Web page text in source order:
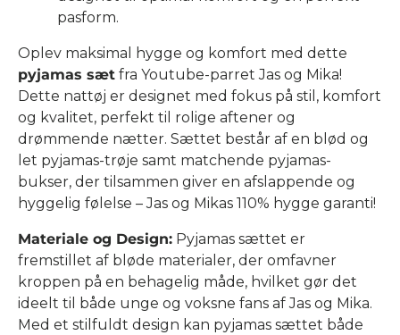
pasform.
Oplev maksimal hygge og komfort med dette
pyjamas sæt fra Youtube-parret Jas og Mika!
Dette nattøj er designet med fokus på stil, komfort
og kvalitet, perfekt til rolige aftener og
drømmende nætter. Sættet består af en blød og
let pyjamas-trøje samt matchende pyjamas-
bukser, der tilsammen giver en afslappende og
hyggelig følelse – Jas og Mikas 110% hygge garanti!
Materiale og Design: Pyjamas sættet er
fremstillet af bløde materialer, der omfavner
kroppen på en behagelig måde, hvilket gør det
ideelt til både unge og voksne fans af Jas og Mika.
Med et stilfuldt design kan pyjamas sættet både